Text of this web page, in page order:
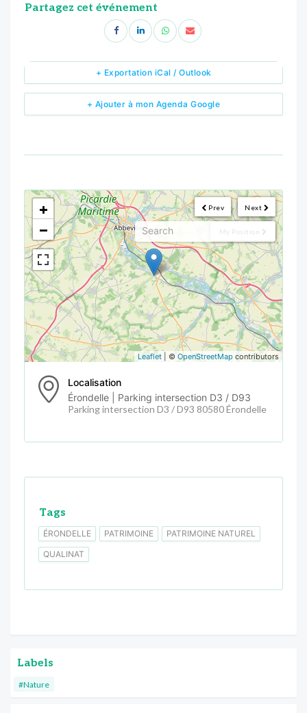
Partagez cet événement
+ Ajouter à mon Agenda Google
+ Exportation iCal / Outlook
Next
Prev
My Position
<!---->
+
−
Leaflet | © OpenStreetMap contributors
Localisation
Érondelle | Parking intersection D3 / D93
Parking intersection D3 / D93 80580 Érondelle
Tags
ÉRONDELLE PATRIMOINE
PATRIMOINE NATUREL
QUALINAT
Labels
#Nature